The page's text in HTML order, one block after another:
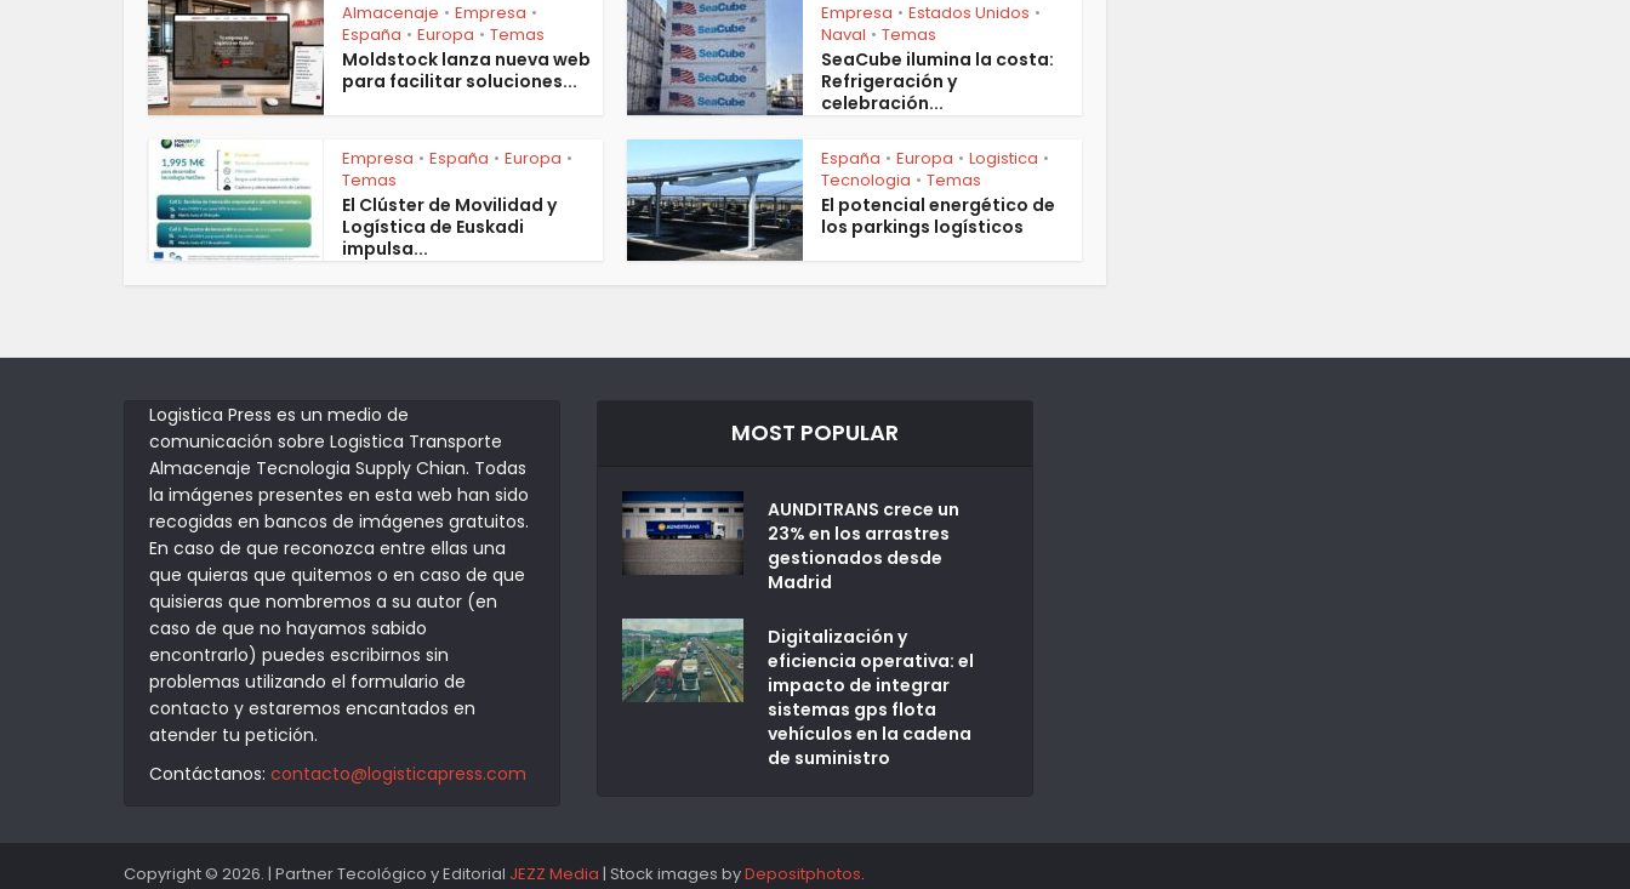
Almacenaje • Empresa •
España • Europa • Temas
Moldstock lanza nueva web
para facilitar soluciones...
Empresa • Estados Unidos •
Naval • Temas
SeaCube ilumina la costa:
Refrigeración y
celebración...
Empresa • España • Europa •
Temas
El Clúster de Movilidad y
Logística de Euskadi
impulsa...
España • Europa • Logistica •
Tecnologia • Temas
El potencial energético de
los parkings logísticos
Logistica Press es un medio de
comunicación sobre Logistica Transporte
Almacenaje Tecnologia Supply Chian. Todas
la imágenes presentes en esta web han sido
recogidas en bancos de imágenes gratuitos.
En caso de que reconozca entre ellas una
que quieras que quitemos o en caso de que
quisieras que nombremos a su autor (en
caso de que no hayamos sabido
encontrarlo) puedes escribirnos sin
problemas utilizando el formulario de
contacto y estaremos encantados en
atender tu petición.
Contáctanos: contacto@logisticapress.com
MOST POPULAR
AUNDITRANS crece un
23% en los arrastres
gestionados desde
Madrid
Digitalización y
eficiencia operativa: el
impacto de integrar
sistemas gps flota
vehículos en la cadena
de suministro
Copyright © 2026. | Partner Tecológico y Editorial JEZZ Media | Stock images byDepositphotos.